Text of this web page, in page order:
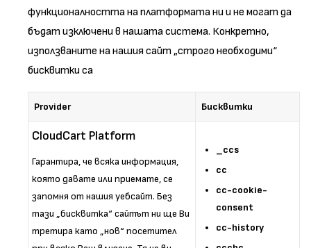
функционалността на платформата ни и не могат да
бъдат изключени в нашата система. Конкретно,
използваните на нашия сайт „строго необходими“
бисквитки са
Provider Бисквитки
CloudCart Platform
Гарантира, че всяка информация,
която давате или приемате, се
запомня от нашия уебсайт. Без
тази „бисквитка“ сайтът ни ще Ви
третира като „нов“ посетител
_ccs
cc
cc-cookie-
consent
cc-history